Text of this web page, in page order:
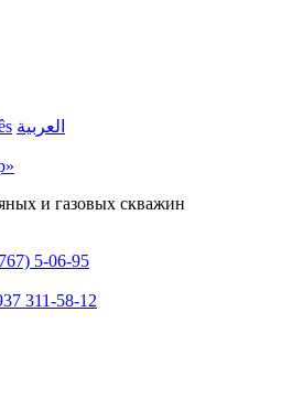
العربية
и газовых скважин
5-06-95
311-58-12